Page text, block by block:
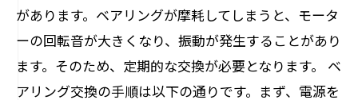
があります。ベアリングが摩耗してしまうと、モータ
ーの回転音が大きくなり、振動が発生することがあり
ます。そのため、定期的な交換が必要となります。 ベ
アリング交換の手順は以下の通りです。まず、電源を